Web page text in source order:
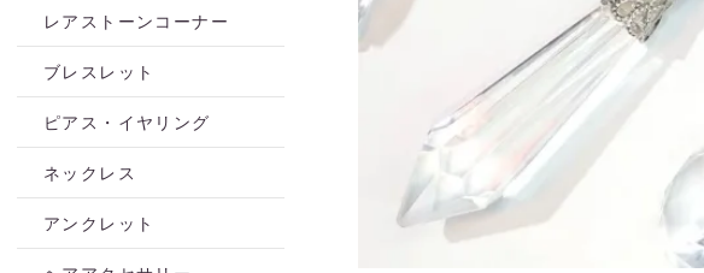
レアストーンコーナー
ブレスレット
ピアス・イヤリング
ネックレス
アンクレット